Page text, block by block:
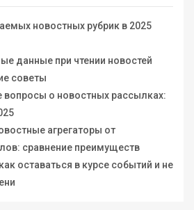
новостных рубрик в 2025
данные при чтении новостей
советы
о новостных рассылках:
агрегаторы от
сравнение преимуществ
оставаться в курсе событий и не